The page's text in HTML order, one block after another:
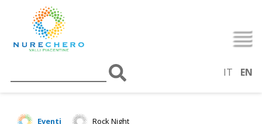
IT EN
Eventi Rock Night